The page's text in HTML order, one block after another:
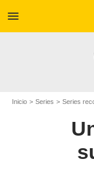
menu
Inicio Series Series